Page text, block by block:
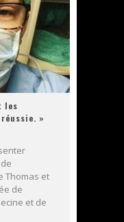
les
réussie. »
Thomas et
de
et de